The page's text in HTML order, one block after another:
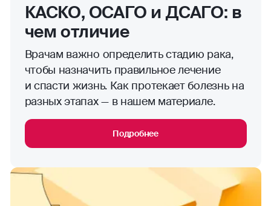
КАСКО, ОСАГО и ДСАГО: в
чем отличие
Врачам важно определить стадию рака,
чтобы назначить правильное лечение
и спасти жизнь. Как протекает болезнь на
разных этапах — в нашем материале.
Подробнее